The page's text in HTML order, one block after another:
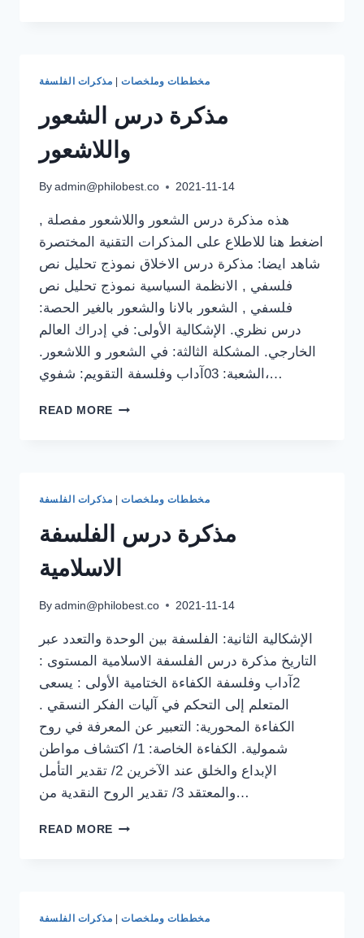
مخططات وملخصات| مذكرات الفلسفة
مذكرة درس الشعور
واللاشعور
By admin@philobest.co 2021-11-14
هذه مذكرة درس الشعور واللاشعور مفصلة ,
اضغط هنا للاطلاع على المذكرات التقنية المختصرة
شاهد ايضا: مذكرة درس الاخلاق نموذج تحليل نص
فلسفي , الانظمة السياسية نموذج تحليل نص
فلسفي , الشعور بالانا والشعور بالغير الحصة:
درس نظري. الإشكالية الأولى: في إدراك العالم
الخارجي. المشكلة الثالثة: في الشعور و اللاشعور.
الشعبة: 03آداب وفلسفة التقويم: شفوي،…
READ MORE مذكرة
مخططات وملخصات| مذكرات الفلسفة
مذكرة درس الفلسفة
الاسلامية
By admin@philobest.co 2021-11-14
الإشكالية الثانية: الفلسفة بين الوحدة والتعدد عبر
التاريخ مذكرة درس الفلسفة الاسلامية المستوى :
2آداب وفلسفة الكفاءة الختامية الأولى : يسعى
المتعلم إلى التحكم في آليات الفكر النسقي .
الكفاءة المحورية: التعبير عن المعرفة في روح
شمولية. الكفاءة الخاصة: 1/ اكتشاف مواطن
الإبداع والخلق عند الآخرين 2/ تقدير التأمل
والمعتقد 3/ تقدير الروح النقدية من…
READ MORE مذكرة
مخططات وملخصات| مذكرات الفلسفة